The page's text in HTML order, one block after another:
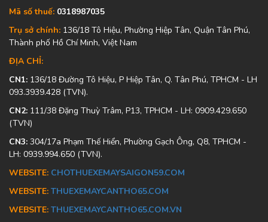
Mã số thuế: 0318987035
Trụ sở chính: 136/18 Tô Hiệu, Phường Hiệp Tân, Quận Tân Phú,
Thành phố Hồ Chí Minh, Việt Nam
ĐỊA CHỈ:
CN1: 136/18 Đường Tô Hiệu, P Hiệp Tân, Q. Tân Phú, TPHCM - LH
093.3939.428 (TVN).
CN2: 111/38 Đặng Thuỳ Trâm, P13, TPHCM - LH: 0909.429.650
(TVN)
CN3: 304/17a Phạm Thế Hiển, Phường Gạch Ông, Q8, TPHCM -
LH: 0939.994.650 (TVN).
WEBSITE: CHOTHUEXEMAYSAIGON59.COM
WEBSITE: THUEXEMAYCANTHO65.COM
WEBSITE: THUEXEMAYCANTHO65.COM.VN